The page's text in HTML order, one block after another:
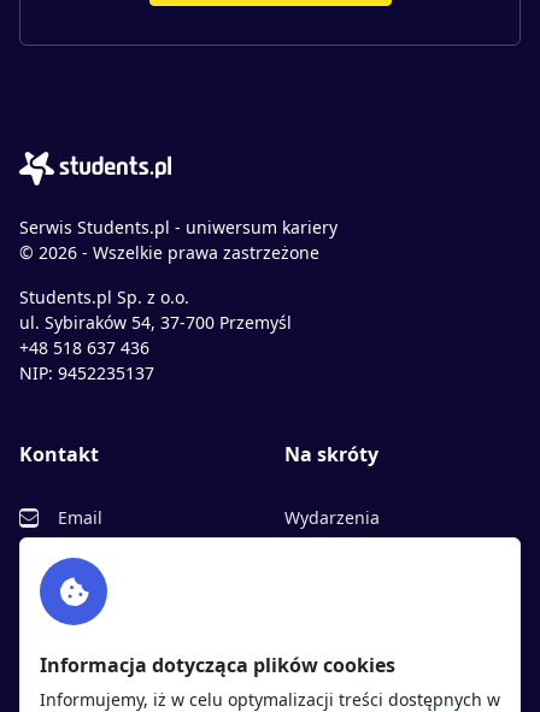
Serwis Students.pl - uniwersum kariery
© 2026 - Wszelkie prawa zastrzeżone
Students.pl Sp. z o.o.
ul. Sybiraków 54, 37-700 Przemyśl
+48 518 637 436
NIP: 9452235137
Kontakt
Email
Facebook
Twitter
Na skróty
Wydarzenia
Polityka cookies
Polityka prywatności
Informacja dotycząca plików cookies
Informujemy, iż w celu optymalizacji treści dostępnych w